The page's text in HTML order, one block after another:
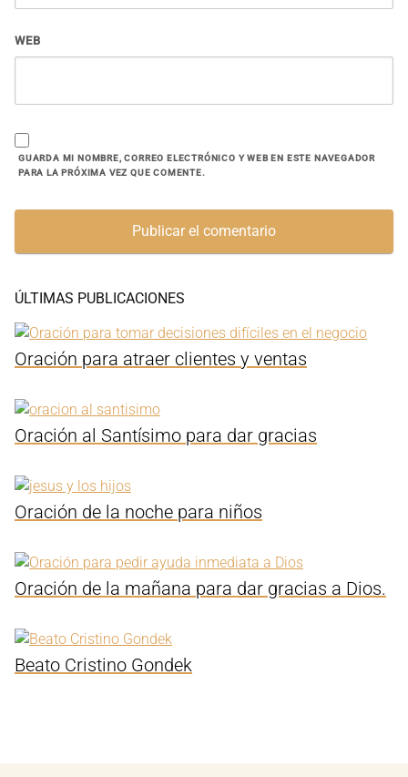
WEB
GUARDA MI NOMBRE, CORREO ELECTRÓNICO Y WEB EN ESTE NAVEGADOR
PARA LA PRÓXIMA VEZ QUE COMENTE.
ÚLTIMAS PUBLICACIONES
Oración para atraer clientes y ventas
Oración al Santísimo para dar gracias
Oración de la noche para niños
Oración de la mañana para dar gracias a Dios.
Beato Cristino Gondek